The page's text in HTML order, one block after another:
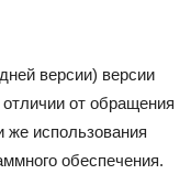
версии) версии
от обращения
же использования
обеспечения.